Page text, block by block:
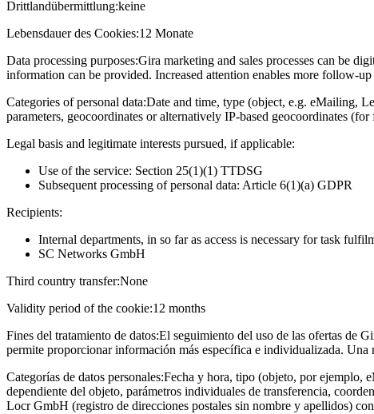
Drittlandübermittlung:keine
Lebensdauer des Cookies:12 Monate
Data processing purposes:Gira marketing and sales processes can be
information can be provided. Increased attention enables more follow-
Categories of personal data:Date and time, type (object, e.g. eMailing,
parameters, geocoordinates or alternatively IP-based geocoordinates
Legal basis and legitimate interests pursued, if applicable:
Use of the service: Section 25(1)(1) TTDSG
Subsequent processing of personal data: Article 6(1)(a) GDPR
Recipients:
Internal departments, in so far as access is necessary for task
SC Networks GmbH
Third country transfer:None
Validity period of the cookie:12 months
Fines del tratamiento de datos:El seguimiento del uso de las ofertas de
permite proporcionar información más específica e individualizada.
Categorías de datos personales:Fecha y hora, tipo (objeto, por ejemplo,
dependiente del objeto, parámetros individuales de transferencia,
Locr GmbH (registro de direcciones postales sin nombre y apellidos)